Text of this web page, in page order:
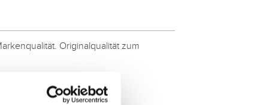
Originalqualität zum